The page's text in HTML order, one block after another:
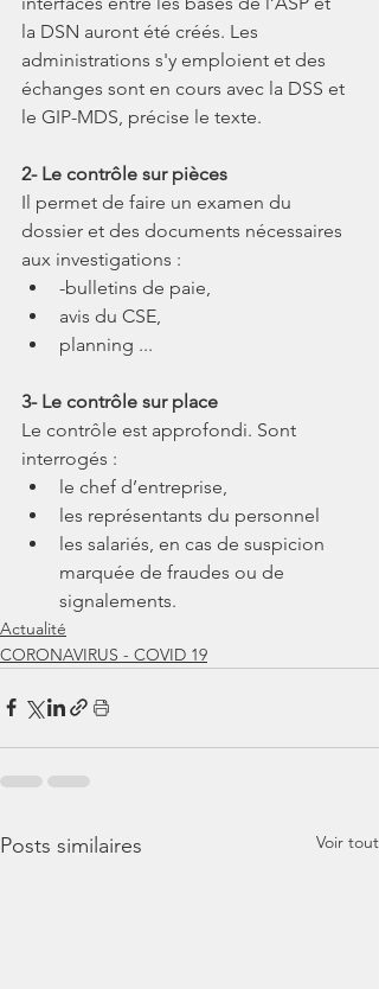
la DSN auront été créés. Les
administrations s'y emploient et des
échanges sont en cours avec la DSS et
le GIP-MDS, précise le texte.
2- Le contrôle sur pièces
Il permet de faire un examen du
dossier et des documents nécessaires
aux investigations :
-bulletins de paie,
avis du CSE,
planning ...
3- Le contrôle sur place
Le contrôle est approfondi. Sont
interrogés :
le chef d’entreprise,
les représentants du personnel
les salariés, en cas de suspicion
marquée de fraudes ou de
signalements.
Actualité
CORONAVIRUS - COVID 19
Posts similaires Voir tout